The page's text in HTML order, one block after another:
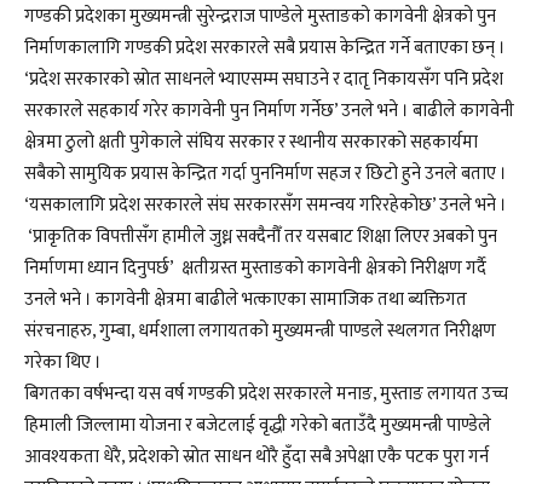
गण्डकी प्रदेशका मुख्यमन्त्री सुरेन्द्रराज पाण्डेले मुस्ताङको कागवेनी क्षेत्रको पुन
निर्माणकालागि गण्डकी प्रदेश सरकारले सबै प्रयास केन्द्रित गर्ने बताएका छन् ।
‘प्रदेश सरकारको स्रोत साधनले भ्याएसम्म सघाउने र दातृ निकायसँग पनि प्रदेश
सरकारले सहकार्य गरेर कागवेनी पुन निर्माण गर्नेछ’ उनले भने । बाढीले कागवेनी
क्षेत्रमा ठुलो क्षती पुगेकाले संघिय सरकार र स्थानीय सरकारको सहकार्यमा
सबैको सामुयिक प्रयास केन्द्रित गर्दा पुननिर्माण सहज र छिटो हुने उनले बताए ।
‘यसकालागि प्रदेश सरकारले संघ सरकारसँग समन्वय गरिरहेकोछ’ उनले भने ।
‘प्राकृतिक विपत्तीसँग हामीले जुध्न सक्दैनौँ तर यसबाट शिक्षा लिएर अबको पुन
निर्माणमा ध्यान दिनुपर्छ’ क्षतीग्रस्त मुस्ताङको कागवेनी क्षेत्रको निरीक्षण गर्दै
उनले भने । कागवेनी क्षेत्रमा बाढीले भत्काएका सामाजिक तथा ब्यक्तिगत
संरचनाहरु, गुम्बा, धर्मशाला लगायतको मुख्यमन्त्री पाण्डले स्थलगत निरीक्षण
गरेका थिए ।
बिगतका वर्षभन्दा यस वर्ष गण्डकी प्रदेश सरकारले मनाङ, मुस्ताङ लगायत उच्च
हिमाली जिल्लामा योजना र बजेटलाई वृद्धी गरेको बताउँदै मुख्यमन्त्री पाण्डेले
आवश्यकता धेरै, प्रदेशको स्रोत साधन थोरै हुँदा सबै अपेक्षा एकै पटक पुरा गर्न